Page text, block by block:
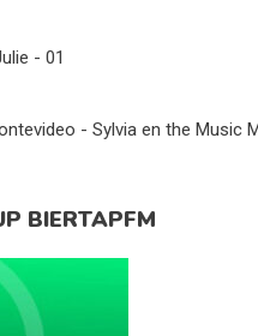
- 01
- Sylvia en the Music
BIERTAPFM